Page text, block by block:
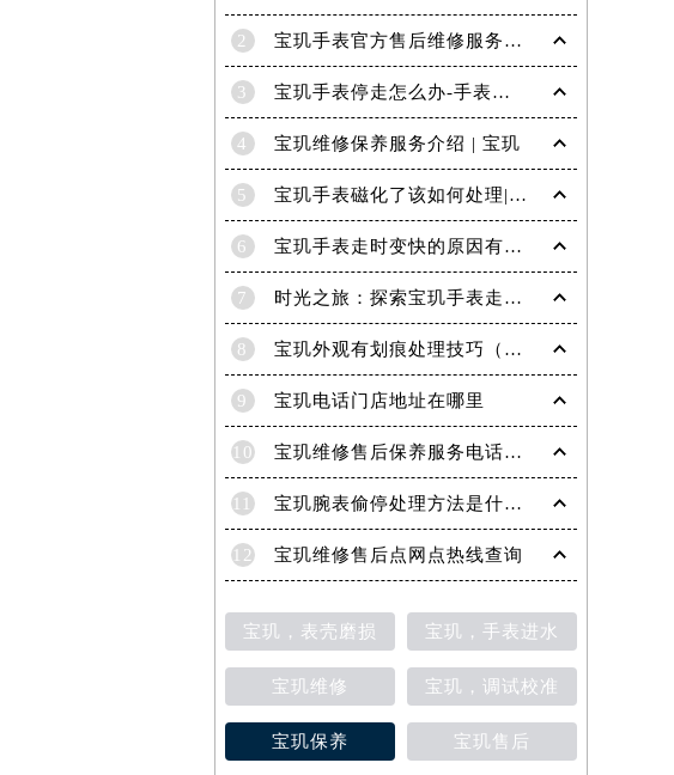
2 宝玑手表官方售后维修服务点电话是多少？
3 宝玑手表停走怎么办-手表停走的解决方法
4 宝玑维修保养服务介绍 | 宝玑
5 宝玑手表磁化了该如何处理|宝玑技师为您讲解
6 宝玑手表走时变快的原因有哪些？
7 时光之旅：探索宝玑手表走时的秘密
8 宝玑外观有划痕处理技巧（轻松修复爱表的实用方法）
9 宝玑电话门店地址在哪里
10 宝玑维修售后保养服务电话是多少
11 宝玑腕表偷停处理方法是什么（专业维修指南与常见故障排查）
12 宝玑维修售后点网点热线查询
宝玑，表壳磨损 宝玑，手表进水
宝玑维修 宝玑，调试校准
宝玑保养 宝玑售后